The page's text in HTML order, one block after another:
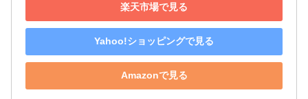
楽天市場で見る
Yahoo!ショッピングで見る
Amazonで見る